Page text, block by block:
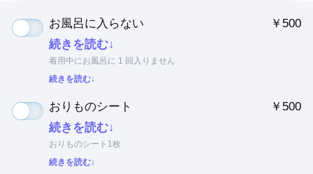
お風呂に入らない
続きを読む↓
着用中にお風呂に 1 回入りません
続きを読む↓
￥500
おりものシート
続きを読む↓
おりものシート1枚
続きを読む↓
￥500